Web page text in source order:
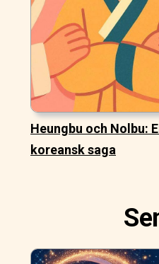
Heungbu och Nolbu:
koreansk saga